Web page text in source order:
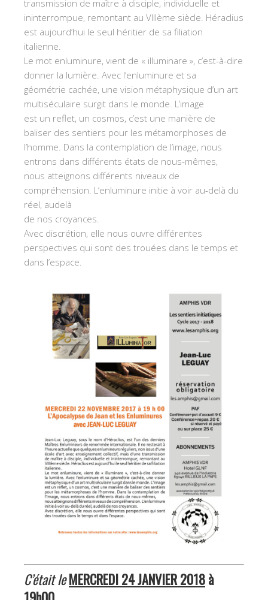
transmission de maître à disciple, individuelle et
ininterrompue, remontant au VIIIème siècle. Héraclius
est aujourd’hui le seul héritier de sa filiation
italienne.
Le mot enluminure, vient de « illuminare », c’est-à-dire
donner la lumière. Avec l’enluminure et sa
géométrie cachée, une vision métaphysique d’un art
multiséculaire surgit dans le monde. L’image
est un reflet, un cosmos, c’est une manière de
baliser des sentiers pour les métamorphoses de
l’homme. Dans la contemplation de l’image, nous
entrons dans différents états de nous-mêmes,
nous atteignons différents niveaux de
compréhension. L’enluminure initie à voir au-delà du
réel, audelà
de nos croyances.
Avec discrétion, elle nous ouvre différentes
perspectives qui sont des trouées dans le temps et
dans l’espace.
C’était leMERCREDI 24 JANVIER 2018à